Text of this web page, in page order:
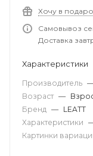
Хочу в
Самовывоз
Доставка
Характеристики
Производитель
Возраст —
Бренд — LEATT
Характеристики
Картинки